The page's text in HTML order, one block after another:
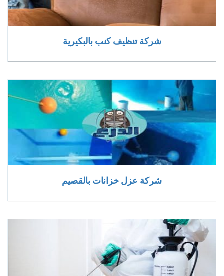
شركة تنظيف كنب بالبكيرية
شركة عزل خزانات بالقصيم